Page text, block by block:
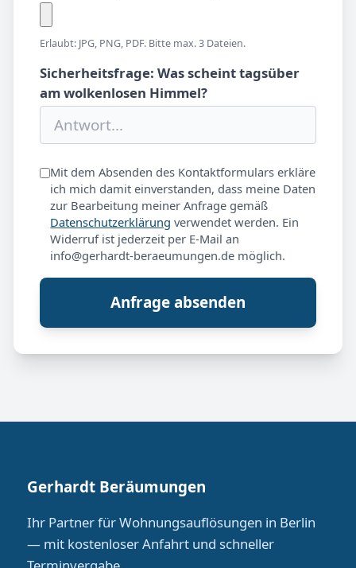
Erlaubt: JPG, PNG, PDF. Bitte max. 3 Dateien.
Sicherheitsfrage: Was scheint tagsüber
am wolkenlosen Himmel?
Mit dem Absenden des Kontaktformulars erkläre
ich mich damit einverstanden, dass meine Daten
zur Bearbeitung meiner Anfrage gemäß
Datenschutzerklärung verwendet werden. Ein
Widerruf ist jederzeit per E-Mail an
info@gerhardt-beraeumungen.de möglich.
Anfrage absenden
Gerhardt Beräumungen
Ihr Partner für Wohnungsauflösungen in Berlin
— mit kostenloser Anfahrt und schneller